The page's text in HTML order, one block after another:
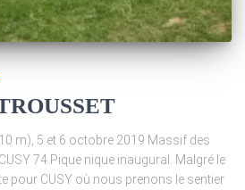
m), 5 et 6 octobre 2019 Massif des
74.Pique nique inaugural. Malgré le
pour CUSY où nous prenons le sentier